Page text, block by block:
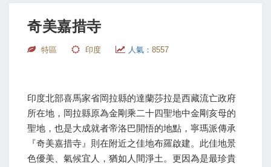
奇美嘉措寺
特區 印度 人氣： 8557
印度北部喜馬家省岡拉縣的達蘭莎拉是西藏流亡政府
所在地，岡拉縣原為金剛乘二十四聖地中金剛亥母的
聖地，也是大成就者帝洛巴開悟的地點，寧瑪派傳承
『奇美嘉措寺』則在附近之佳地布羅啟建。此佳地景
色優美、氣候宜人，猶如人間淨土。更因為是最珍貴